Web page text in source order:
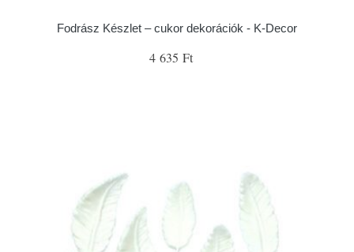
Fodrász Készlet – cukor dekorációk - K-Decor
4 635 Ft